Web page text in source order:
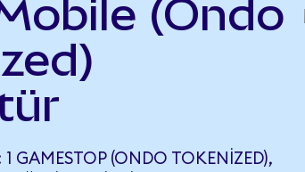
(Ondo
GAMESTOP (ONDO TOKENIZED),